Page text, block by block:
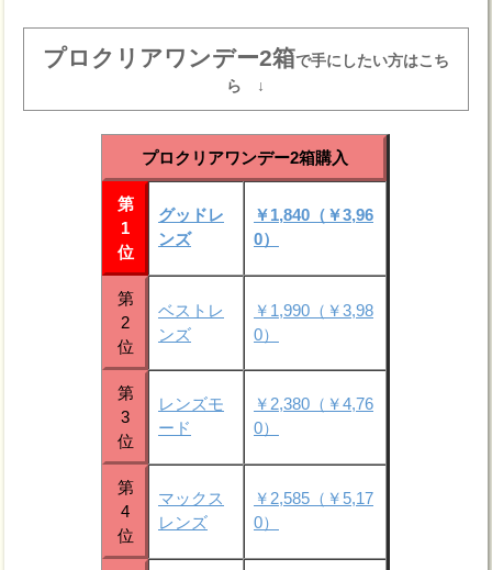
プロクリアワンデー2箱で手にしたい方はこち
ら ↓
プロクリアワンデー2箱購入
第
1
位
グッドレ
ンズ
￥1,840（￥3,96
0）
第
2
位
ベストレ
ンズ
￥1,990（￥3,98
0）
第
3
位
レンズモ
ード
￥2,380（￥4,76
0）
第
4
位
マックス
レンズ
￥2,585（￥5,17
0）